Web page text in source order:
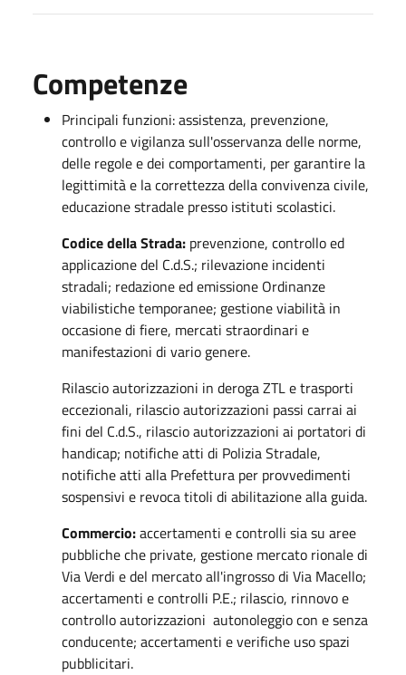
Competenze
Principali funzioni: assistenza, prevenzione,
controllo e vigilanza sull'osservanza delle norme,
delle regole e dei comportamenti, per garantire la
legittimità e la correttezza della convivenza civile,
educazione stradale presso istituti scolastici.
Codice della Strada: prevenzione, controllo ed
applicazione del C.d.S.; rilevazione incidenti
stradali; redazione ed emissione Ordinanze
viabilistiche temporanee; gestione viabilità in
occasione di fiere, mercati straordinari e
manifestazioni di vario genere.
Rilascio autorizzazioni in deroga ZTL e trasporti
eccezionali, rilascio autorizzazioni passi carrai ai
fini del C.d.S., rilascio autorizzazioni ai portatori di
handicap; notifiche atti di Polizia Stradale,
notifiche atti alla Prefettura per provvedimenti
sospensivi e revoca titoli di abilitazione alla guida.
Commercio:accertamenti e controlli sia su aree
pubbliche che private, gestione mercato rionale di
Via Verdi e del mercato all'ingrosso di Via Macello;
accertamenti e controlli P.E.; rilascio, rinnovo e
controllo autorizzazioni autonoleggio con e senza
conducente; accertamenti e verifiche uso spazi
pubblicitari.